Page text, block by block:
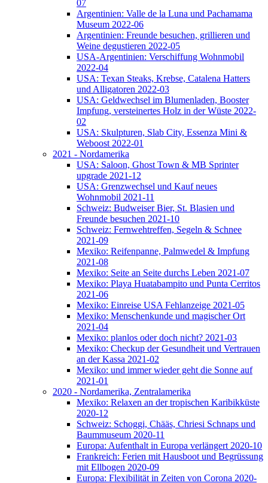
07
Argentinien: Valle de la Luna und Pachamama
Museum 2022-06
Argentinien: Freunde besuchen, grillieren und
Weine degustieren 2022-05
USA-Argentinien: Verschiffung Wohnmobil
2022-04
USA: Texan Steaks, Krebse, Catalena Hatters
und Alligatoren 2022-03
USA: Geldwechsel im Blumenladen, Booster
Impfung, versteinertes Holz in der Wüste 2022-
02
USA: Skulpturen, Slab City, Essenza Mini &
Weboost 2022-01
2021 - Nordamerika
USA: Saloon, Ghost Town & MB Sprinter
upgrade 2021-12
USA: Grenzwechsel und Kauf neues
Wohnmobil 2021-11
Schweiz: Budweiser Bier, St. Blasien und
Freunde besuchen 2021-10
Schweiz: Fernwehtreffen, Segeln & Schnee
2021-09
Mexiko: Reifenpanne, Palmwedel & Impfung
2021-08
Mexiko: Seite an Seite durchs Leben 2021-07
Mexiko: Playa Huatabampito und Punta Cerritos
2021-06
Mexiko: Einreise USA Fehlanzeige 2021-05
Mexiko: Menschenkunde und magischer Ort
2021-04
Mexiko: planlos oder doch nicht? 2021-03
Mexiko: Checkup der Gesundheit und Vertrauen
an der Kassa 2021-02
Mexiko: und immer wieder geht die Sonne auf
2021-01
2020 - Nordamerika, Zentralamerika
Mexiko: Relaxen an der tropischen Karibikküste
2020-12
Schweiz: Schoggi, Chääs, Chriesi Schnaps und
Baummuseum 2020-11
Europa: Aufenthalt in Europa verlängert 2020-10
Frankreich: Ferien mit Hausboot und Begrüssung
mit Ellbogen 2020-09
Europa: Flexibilität in Zeiten von Corona 2020-